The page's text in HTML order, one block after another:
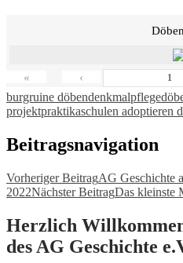
« ‹
burgruine döbendenkmalpflege
projektpraktikaschulen adoptieren
Beitragsnavigation
Vorheriger BeitragAG Geschichte
2022Nächster BeitragDas kleinste
Herzlich
des AG Geschichte